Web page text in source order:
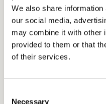
We also share
our social media,
may combine it with other
provided to them or that
of their services.
Necessary